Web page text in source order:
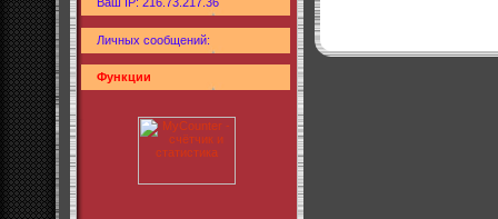
Личных сообщений:
Функции